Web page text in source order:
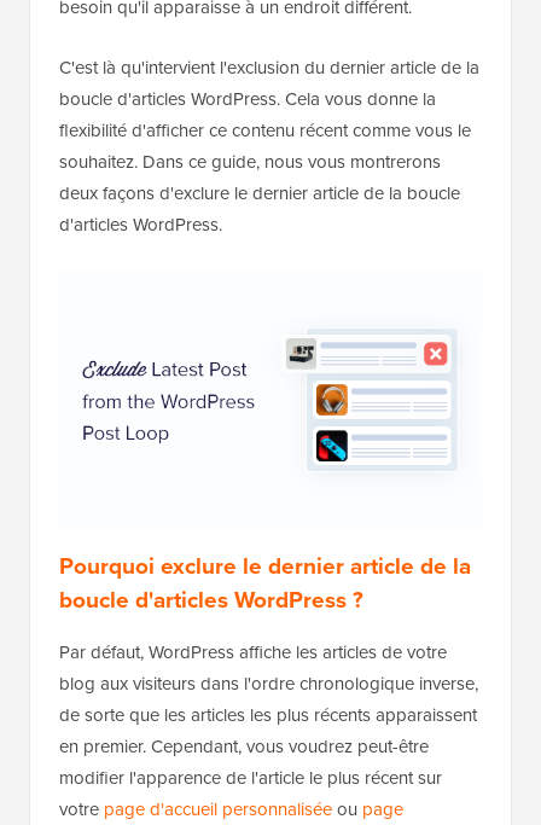
besoin qu'il apparaisse à un endroit différent.
C'est là qu'intervient l'exclusion du dernier article de la
boucle d'articles WordPress. Cela vous donne la
flexibilité d'afficher ce contenu récent comme vous le
souhaitez. Dans ce guide, nous vous montrerons
deux façons d'exclure le dernier article de la boucle
d'articles WordPress.
Pourquoi exclure le dernier article de la
boucle d'articles WordPress ?
Par défaut, WordPress affiche les articles de votre
blog aux visiteurs dans l'ordre chronologique inverse,
de sorte que les articles les plus récents apparaissent
en premier. Cependant, vous voudrez peut-être
modifier l'apparence de l'article le plus récent sur
votre page d'accueil personnaliséeou page